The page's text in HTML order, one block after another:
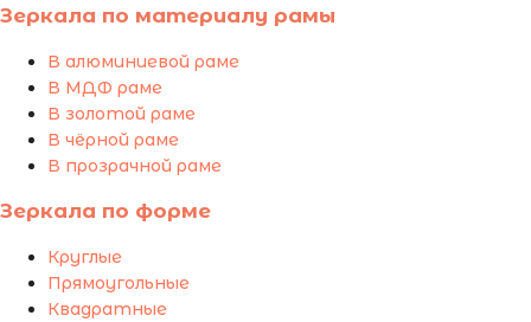
Зеркала по материалу рамы
В алюминиевой раме
В МДФ раме
В золотой раме
В чёрной раме
В прозрачной раме
Зеркала по форме
Круглые
Прямоугольные
Квадратные